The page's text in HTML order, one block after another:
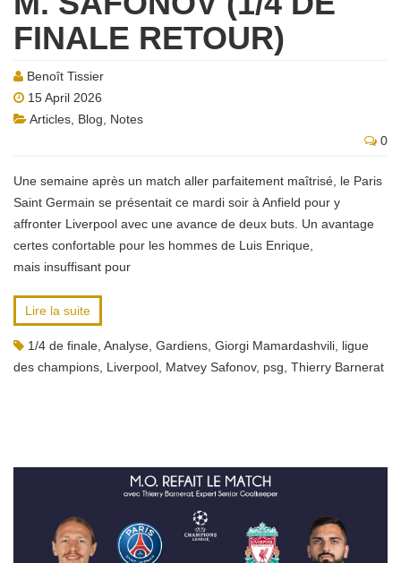
FINALE RETOUR)
Benoît Tissier
15 April 2026
Articles Blog
Notes
0
Une semaine après un match aller parfaitement maîtrisé, le Paris
Saint Germain se présentait ce mardi soir à Anfield pour y
affronter Liverpool avec une avance de deux buts. Un avantage
certes confortable pour les hommes de Luis Enrique,
mais insuffisant pour
Lire la suite
1/4 de finale Analyse Gardiens Giorgi Mamardashvili ligue
des champions Liverpool Matvey Safonov, psg Thierry Barnerat